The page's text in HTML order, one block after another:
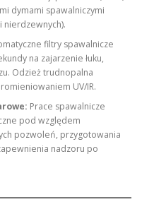
dymami spawalniczymi
nierdzewnych).
filtry spawalnicze
na zajarzenie łuku,
Odzież trudnopalna
UV/IR.
Prace spawalnicze
pod względem
pozwoleń, przygotowania
nadzoru po